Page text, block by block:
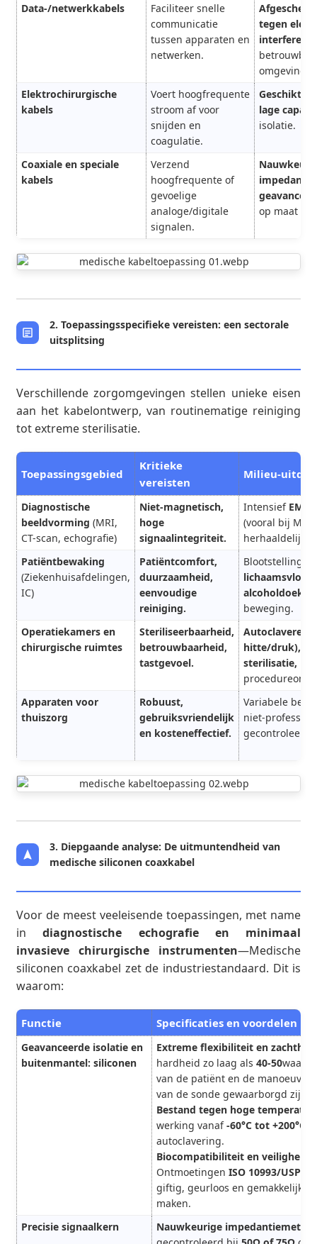
Data-/netwerkkabels
Faciliteer snelle
communicatie
tussen apparaten en
netwerken.
tegen
Elektrochirurgische
kabels
Voert hoogfrequente
stroom af voor
snijden en
coagulatie.
Geschikt
lage
isolatie.
Coaxiale en speciale
kabels
Verzend
hoogfrequente of
gevoelige
analoge/digitale
signalen.
op maat
2. Toepassingsspecifieke vereisten: een sectorale
uitsplitsing
Verschillende zorgomgevingen stellen unieke eisen
aan het kabelontwerp, van routinematige reiniging
tot extreme sterilisatie.
Toepassingsgebied
Kritieke
vereisten
Milieu-
Diagnostische
beeldvorming (MRI,
CT-scan, echografie)
Niet-magnetisch,
hoge
signaalintegriteit.
Intensief EMI/
(vooral bij MRI),
herhaaldelijk
Patiëntbewaking
(Ziekenhuisafdelingen,
IC)
Patiëntcomfort,
duurzaamheid,
eenvoudige
reiniging.
Blootstelling
beweging.
Operatiekamers en
chirurgische ruimtes
Steriliseerbaarheid,
betrouwbaarheid,
tastgevoel.
Autoclaveren
hitte/druk),
sterilisatie,
Apparaten voor
thuiszorg
Robuust,
gebruiksvriendelijk
en kosteneffectief.
Variabele
niet-
3. Diepgaande analyse: De uitmuntendheid van
medische siliconen coaxkabel
Voor de meest veeleisende toepassingen, met name
indiagnostische echografie en minimaal
invasieve chirurgische instrumenten—Medische
siliconen coaxkabel zet de industriestandaard. Dit is
waarom:
Functie Specificaties en voordelen
Geavanceerde isolatie en
buitenmantel: siliconen
Extreme flexibiliteit en
hardheid zo laag als 40-50
van de patiënt en de
van de sonde gewaarborgd zijn.
Bestand tegen hoge
werking vanaf-60°C tot +200°C
autoclavering.
Biocompatibiliteit en veiligheid:
Ontmoetingen ISO 10993/USP
giftig, geurloos en gemakkelijk
maken.
Precisie signaalkern
Nauwkeurige